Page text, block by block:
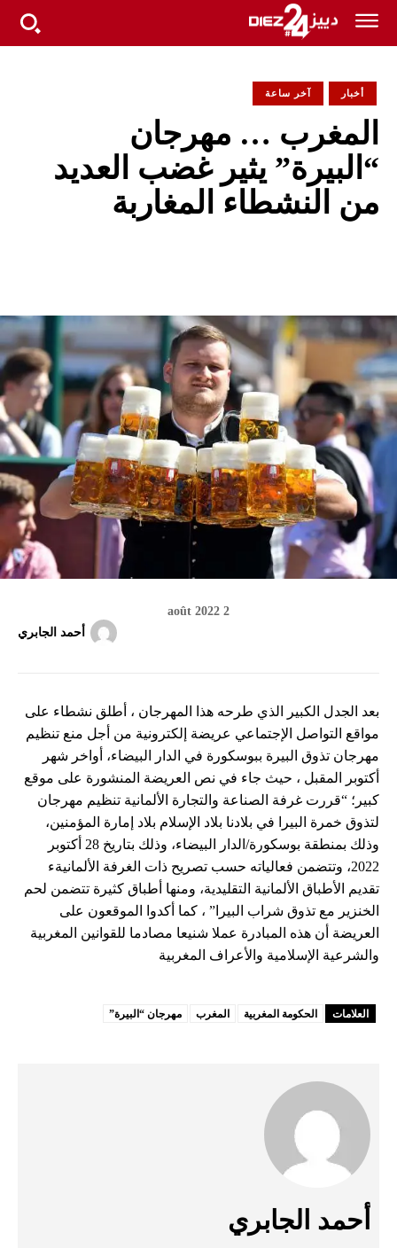
آخر ساعة أخبار
المغرب … مهرجان
“البيرة” يثير غضب العديد
من النشطاء المغاربة
2 août 2022
أحمد الجابري
بعد الجدل الكبير الذي طرحه هذا المهرجان ، أطلق نشطاء على
مواقع التواصل الإجتماعي عريضة إلكترونية من أجل منع تنظيم
مهرجان تذوق البيرة ببوسكورة في الدار البيضاء، أواخر شهر
أكتوبر المقبل ، حيث جاء في نص العريضة المنشورة على موقع
كبير؛ “قررت غرفة الصناعة والتجارة الألمانية تنظيم مهرجان
لتذوق خمرة البيرا في بلادنا بلاد الإسلام بلاد إمارة المؤمنين،
وذلك بمنطقة بوسكورة/الدار البيضاء، وذلك بتاريخ 28 أكتوبر
2022، وتتضمن فعالياته حسب تصريح ذات الغرفة الألمانيةء
تقديم الأطباق الألمانية التقليدية، ومنها أطباق كثيرة تتضمن لحم
الخنزير مع تذوق شراب البيرا” ، كما أكدوا الموقعون على
العريضة أن هذه المبادرة عملا شنيعا مصادما للقوانين المغربية
والشرعية الإسلامية والأعراف المغربية
العلامات الحكومة المغربية المغرب مهرجان “البيرة”
أحمد الجابري